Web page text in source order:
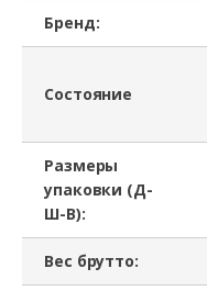
Бренд:
Состояние
Размеры
упаковки (Д-
Ш-В):
Вес брутто: